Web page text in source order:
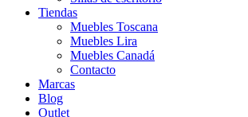
Tiendas
Muebles Toscana
Muebles Lira
Muebles Canadá
Contacto
Marcas
Blog
Outlet